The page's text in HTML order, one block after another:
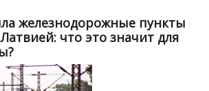
железнодорожные пункты
что это значит для